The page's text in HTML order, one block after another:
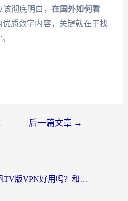
彻底明白， 在国外如何看
质数字内容，关键就在于找
后一篇文章 →
海外党必看：快帆TV版VPN好用吗？和快游VPN对比哪个回国效果更好？附实用避坑指南